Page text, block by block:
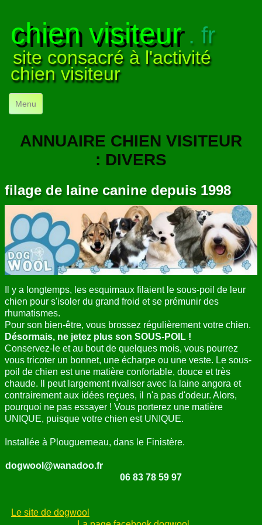
chien visiteur. fr
site consacré à l'activité
chien visiteur
Menu
POUR DÉBUTER
COMPRENDRE LE CHIEN▼
VISUELS
CONTACT
ANNUAIRE CHIEN VISITEUR
: DIVERS
filage de laine canine depuis 1998
Il y a longtemps, les esquimaux filaient le sous-poil de leur
chien pour s'isoler du grand froid et se prémunir des
rhumatismes.
Pour son bien-être, vous brossez régulièrement votre chien.
Désormais, ne jetez plus son SOUS-POIL !
Conservez-le et au bout de quelques mois, vous pourrez
vous tricoter un bonnet, une écharpe ou une veste. Le sous-
poil de chien est une matière confortable, douce et très
chaude. Il peut largement rivaliser avec la laine angora et
contrairement aux idées reçues, il n'a pas d'odeur. Alors,
pourquoi ne pas essayer ! Vous porterez une matière
UNIQUE, puisque votre chien est UNIQUE.
Installée à Plouguerneau, dans le Finistère.
dogwool@wanadoo.fr
06 83 78 59 97
Le site de dogwool